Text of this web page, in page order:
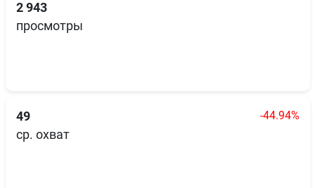
2 943
просмотры
49 -44.94%
ср. охват